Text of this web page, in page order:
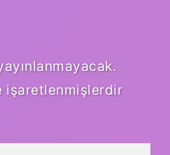
işaretlenmişlerdir